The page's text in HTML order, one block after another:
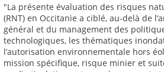
"La présente évaluation des risques
(RNT) en Occitanie a ciblé, au-delà de
général et du management des
technologiques, les thématiques
l’autorisation environnementale hors
mission spécifique, risque minier et